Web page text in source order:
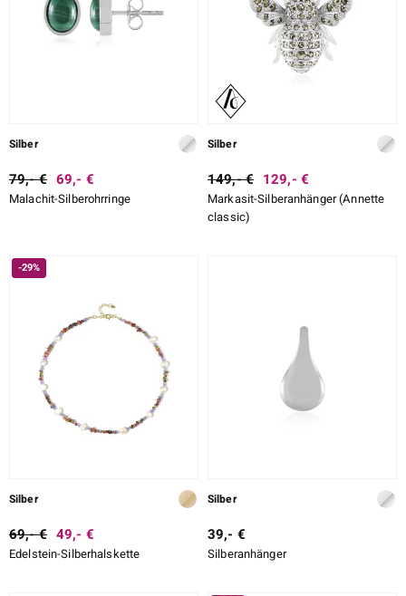
DE MELO
Silber
79,- € 69,- €
Malachit-Silberohrringe
Silber
149,- € 129,- €
Markasit-Silberanhänger (Annette
classic)
-29%
Silber
69,- € 49,- €
Edelstein-Silberhalskette
Silber
39,- €
Silberanhänger